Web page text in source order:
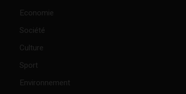
Economie
Société
Culture
Sport
Environnement